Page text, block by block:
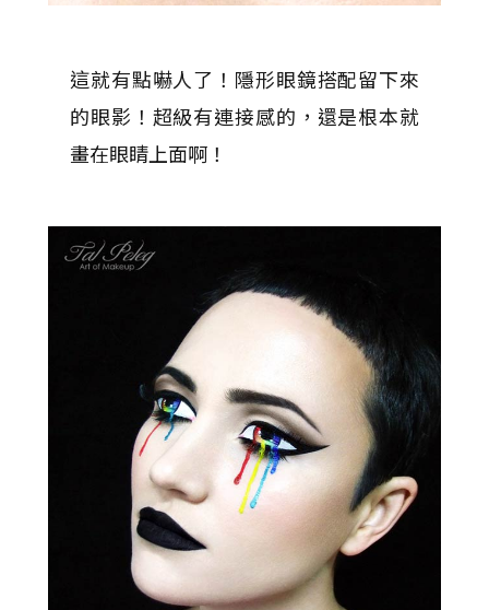
這就有點嚇人了！隱形眼鏡搭配留下來
的眼影！超級有連接感的，還是根本就
畫在眼睛上面啊！